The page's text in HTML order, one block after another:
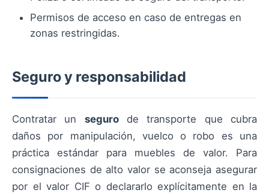
Permisos de acceso en caso de entregas en
zonas restringidas.
Seguro y responsabilidad
Contratar un segurode transporte que cubra
daños por manipulación, vuelco o robo es una
práctica estándar para muebles de valor. Para
consignaciones de alto valor se aconseja asegurar
por el valor CIF o declararlo explícitamente en la